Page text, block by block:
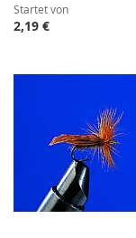
Startet von
2,19 €